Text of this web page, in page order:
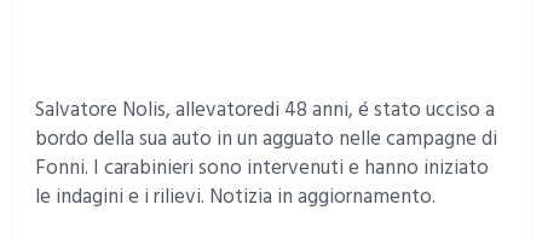
Salvatore Nolis, allevatoredi 48 anni, é stato ucciso a
bordo della sua auto in un agguato nelle campagne di
Fonni. I carabinieri sono intervenuti e hanno iniziato
le indagini e i rilievi. Notizia in aggiornamento.